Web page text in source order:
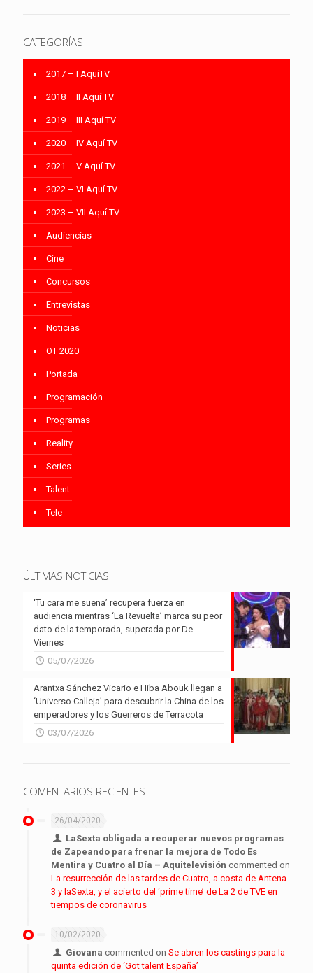
CATEGORÍAS
2017 – I AquíTV
2018 – II Aquí TV
2019 – III Aquí TV
2020 – IV Aquí TV
2021 – V Aquí TV
2022 – VI Aquí TV
2023 – VII Aquí TV
Audiencias
Cine
Concursos
Entrevistas
Noticias
OT 2020
Portada
Programación
Programas
Reality
Series
Talent
Tele
ÚLTIMAS NOTICIAS
‘Tu cara me suena’ recupera fuerza en
audiencia mientras ‘La Revuelta’ marca su peor
dato de la temporada, superada por De
Viernes
05/07/2026
Arantxa Sánchez Vicario e Hiba Abouk llegan a
‘Universo Calleja’ para descubrir la China de los
emperadores y los Guerreros de Terracota
03/07/2026
COMENTARIOS RECIENTES
26/04/2020
LaSexta obligada a recuperar nuevos programas
de Zapeando para frenar la mejora de Todo Es
Mentira y Cuatro al Día – Aquitelevisión commented on
La resurrección de las tardes de Cuatro, a costa de Antena
3 y laSexta, y el acierto del ‘prime time’ de La 2 de TVE en
tiempos de coronavirus
10/02/2020
Giovana commented onSe abren los castings para la
quinta edición de ‘Got talent España’